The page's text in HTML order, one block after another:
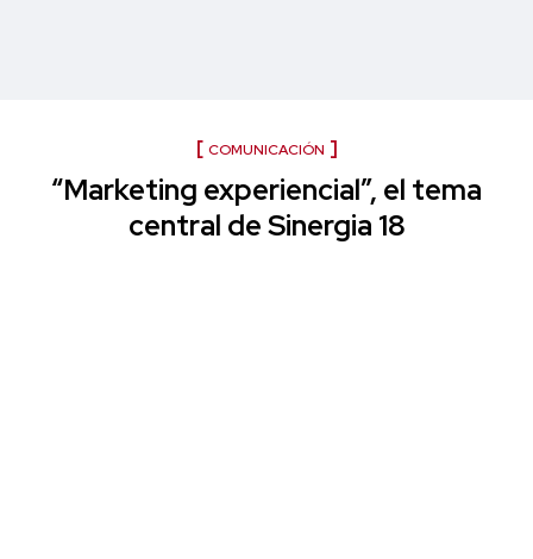
COMUNICACIÓN
“Marketing experiencial”, el tema
central de Sinergia 18